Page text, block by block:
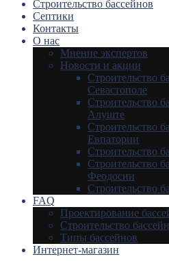
Строительство бассейнов
Септики
Контакты
О нас
Мнение экспертов
Новости и акции
Строительство
Севастополе
Строительство
Алуште
Строительство
Евпатории
Строительство
Строительство
Феодосии
Строительство
FAQ
Проектирование
Строительство
Типы бассейнов
Интернет-магазин